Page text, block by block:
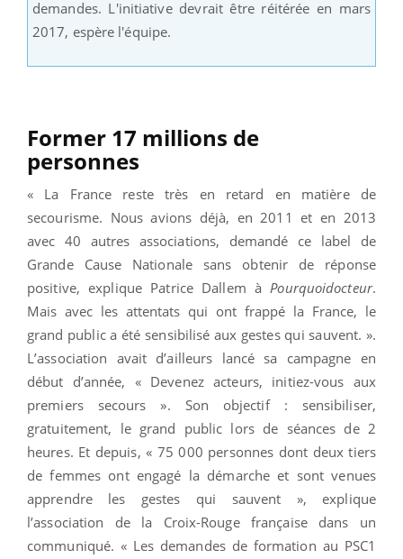
demandes. L'initiative devrait être réitérée en mars
2017, espère l'équipe.
Former 17 millions de
personnes
« La France reste très en retard en matière de
secourisme. Nous avions déjà, en 2011 et en 2013
avec 40 autres associations, demandé ce label de
Grande Cause Nationale sans obtenir de réponse
positive, explique Patrice Dallem àPourquoidocteur.
Mais avec les attentats qui ont frappé la France, le
grand public a été sensibilisé aux gestes qui sauvent. ».
L’association avait d’ailleurs lancé sa campagne en
début d’année, « Devenez acteurs, initiez-vous aux
premiers secours ». Son objectif : sensibiliser,
gratuitement, le grand public lors de séances de 2
heures. Et depuis, « 75 000 personnes dont deux tiers
de femmes ont engagé la démarche et sont venues
apprendre les gestes qui sauvent », explique
l’association de la Croix-Rouge française dans un
communiqué. « Les demandes de formation au PSC1